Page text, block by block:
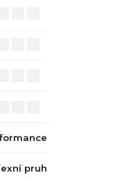
pruh